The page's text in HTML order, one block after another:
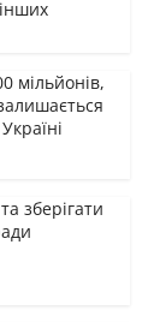
мільйонів,
зберігати